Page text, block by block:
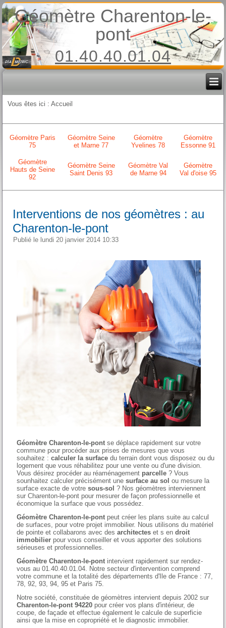
Géomètre Charenton-le-
pont
01.40.40.01.04
Vous êtes ici :Accueil
Géomètre Paris
75
Géomètre Seine
et Marne 77
Géomètre
Yvelines 78
Géomètre
Essonne 91
Géomètre
Hauts de Seine
92
Géomètre Seine
Saint Denis 93
Géomètre Val
de Marne 94
Géomètre
Val d'oise 95
Interventions de nos géomètres : au
Charenton-le-pont
Publié le lundi 20 janvier 2014 10:33
Géomètre Charenton-le-pont se déplace rapidement sur votre
commune pour procéder aux prises de mesures que vous
souhaitez :calculer la surface du terrain dont vous disposez ou du
logement que vous réhabilitez pour une vente ou d'une division.
Vous désirez procéder au réaménagement parcelle ? Vous
sounhaitez calculer précisément unesurface au sol ou mesure la
surface exacte de votresous-sol ? Nos géomètres interviennent
sur Charenton-le-pont pour mesurer de façon professionnelle et
économique la surface que vous possédez.
Géomètre Charenton-le-pont peut créer les plans suite au calcul
de surfaces, pour votre projet immobilier. Nous utilisons du matériel
de pointe et collabarons avec desarchitectes et s endroit
immobilier pour vous conseiller et vous apporter des solutions
sérieuses et professionnelles.
Géomètre Charenton-le-pont intervient rapidement sur rendez-
vous au 01.40.40.01.04. Notre secteur d'intervention comprend
votre commune et la totalité des départements d'Ile de France : 77,
78, 92, 93, 94, 95 et Paris 75.
Notre société, constituée de géomètres intervient depuis 2002 sur
Charenton-le-pont 94220 pour créer vos plans d'intérieur, de
coupe, de façade et effectue également le calcule de superficie
ainsi que la mise en copropriété et le diagnostic immobilier.